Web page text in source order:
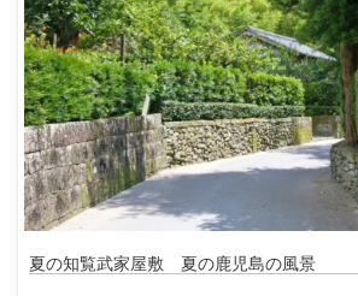
夏の知覧武家屋敷 夏の鹿児島の風景